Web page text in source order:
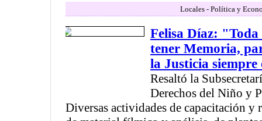
Locales - Política y
Felisa Díaz:
tener Memoria,
la Justicia siempre
Resaltó la
Derechos del Niño y
Diversas actividades de capacitación